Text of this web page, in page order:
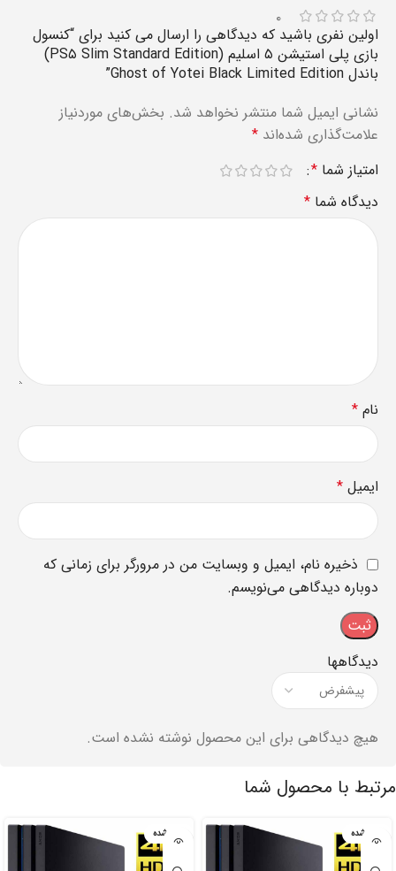
۰
دیدگاهها
هیچ دیدگاهی برای این محصول نوشته نشده است.
اولین نفری باشید که دیدگاهی را ارسال می کنید برای “کنسول
بازی پلی استیشن ۵ اسلیم (PS۵ Slim Standard Edition)
باندل Ghost of Yotei Black Limited Edition”
نشانی ایمیل شما منتشر نخواهد شد. بخش‌های موردنیاز
علامت‌گذاری شده‌اند *
امتیاز شما *
دیدگاه شما *
نام *
ایمیل *
ذخیره نام، ایمیل و وبسایت من در مرورگر برای زمانی که
دوباره دیدگاهی می‌نویسم.
مرتبط با محصول شما
تمام شده تمام شده